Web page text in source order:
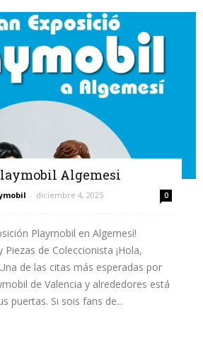
Algemesi
- diciembre 4, 2025 0
Playmobil en Algemesí!
Piezas de Coleccionista ¡Hola,
de las citas más esperadas por
de Valencia y alrededores está
puertas. Si sois fans de...